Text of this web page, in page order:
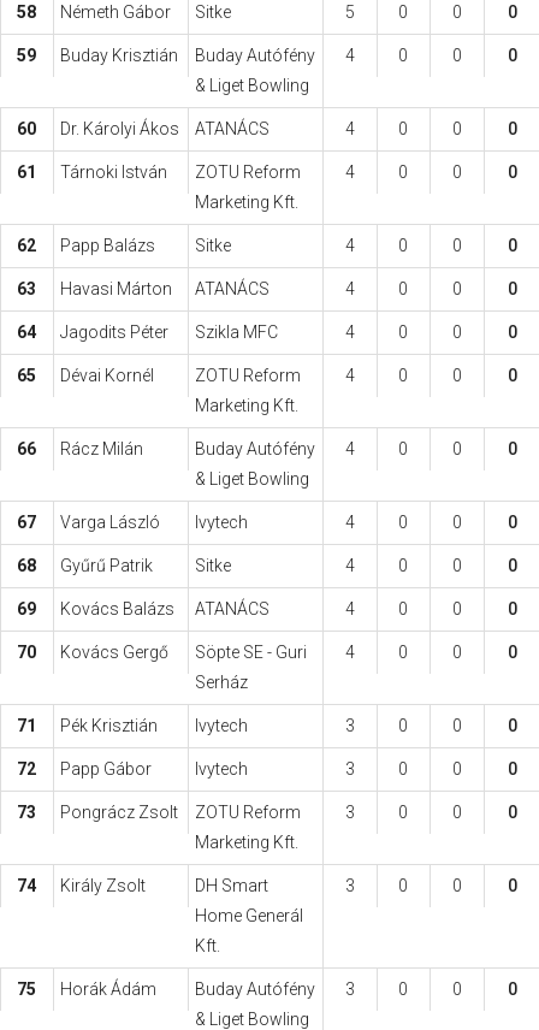
58 Németh Gábor Sitke 5 0 0 0
59 Buday Krisztián
Buday Autófény
& Liget Bowling
4 0 0 0
60 Dr. Károlyi Ákos ATANÁCS 4 0 0 0
61 Tárnoki István
ZOTU Reform
Marketing Kft.
4 0 0 0
62 Papp Balázs Sitke 4 0 0 0
63 Havasi Márton ATANÁCS 4 0 0 0
64 Jagodits Péter Szikla MFC 4 0 0 0
65 Dévai Kornél
ZOTU Reform
Marketing Kft.
4 0 0 0
66 Rácz Milán
Buday Autófény
& Liget Bowling
4 0 0 0
67 Varga László Ivytech 4 0 0 0
68 Gyűrű Patrik Sitke 4 0 0 0
69 Kovács Balázs ATANÁCS 4 0 0 0
70 Kovács Gergő
Söpte SE - Guri
Serház
4 0 0 0
71 Pék Krisztián Ivytech 3 0 0 0
72 Papp Gábor Ivytech 3 0 0 0
73 Pongrácz Zsolt
ZOTU Reform
Marketing Kft.
3 0 0 0
74 Király Zsolt
DH Smart
Home Generál
Kft.
3 0 0 0
75 Horák Ádám
Buday Autófény
& Liget Bowling
3 0 0 0